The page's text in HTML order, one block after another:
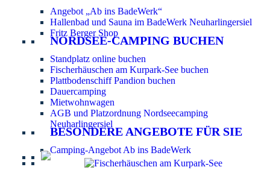
Angebot „Ab ins BadeWerk“
Hallenbad und Sauna im BadeWerk Neuharlingersiel
Fritz Berger Shop
NORDSEE-CAMPING BUCHEN
Standplatz online buchen
Fischerhäuschen am Kurpark-See buchen
Plattbodenschiff Pandion buchen
Dauercamping
Mietwohnwagen
AGB und Platzordnung Nordseecamping
Neuharlingersiel
BESONDERE ANGEBOTE FÜR SIE
Camping-Angebot Ab ins BadeWerk